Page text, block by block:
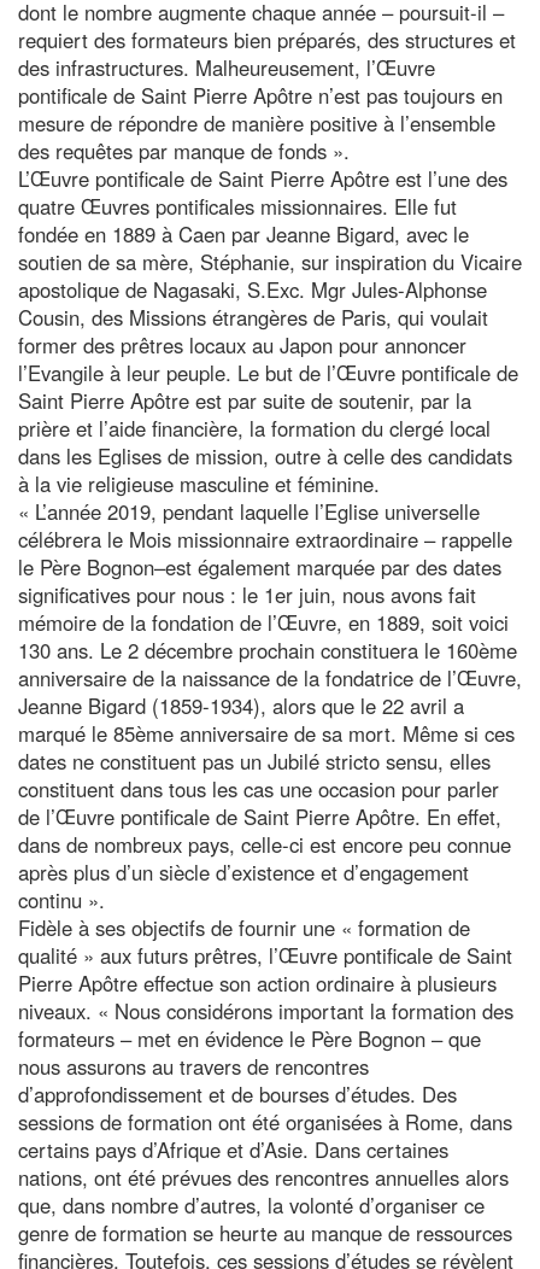
dont le nombre augmente chaque année – poursuit-il –
requiert des formateurs bien préparés, des structures et
des infrastructures. Malheureusement, l’Œuvre
pontificale de Saint Pierre Apôtre n’est pas toujours en
mesure de répondre de manière positive à l’ensemble
des requêtes par manque de fonds ».
L’Œuvre pontificale de Saint Pierre Apôtre est l’une des
quatre Œuvres pontificales missionnaires. Elle fut
fondée en 1889 à Caen par Jeanne Bigard, avec le
soutien de sa mère, Stéphanie, sur inspiration du Vicaire
apostolique de Nagasaki, S.Exc. Mgr Jules-Alphonse
Cousin, des Missions étrangères de Paris, qui voulait
former des prêtres locaux au Japon pour annoncer
l’Evangile à leur peuple. Le but de l’Œuvre pontificale de
Saint Pierre Apôtre est par suite de soutenir, par la
prière et l’aide financière, la formation du clergé local
dans les Eglises de mission, outre à celle des candidats
à la vie religieuse masculine et féminine.
« L’année 2019, pendant laquelle l’Eglise universelle
célébrera le Mois missionnaire extraordinaire – rappelle
le Père Bognon–est également marquée par des dates
significatives pour nous : le 1er juin, nous avons fait
mémoire de la fondation de l’Œuvre, en 1889, soit voici
130 ans. Le 2 décembre prochain constituera le 160ème
anniversaire de la naissance de la fondatrice de l’Œuvre,
Jeanne Bigard (1859-1934), alors que le 22 avril a
marqué le 85ème anniversaire de sa mort. Même si ces
dates ne constituent pas un Jubilé stricto sensu, elles
constituent dans tous les cas une occasion pour parler
de l’Œuvre pontificale de Saint Pierre Apôtre. En effet,
dans de nombreux pays, celle-ci est encore peu connue
après plus d’un siècle d’existence et d’engagement
continu ».
Fidèle à ses objectifs de fournir une « formation de
qualité » aux futurs prêtres, l’Œuvre pontificale de Saint
Pierre Apôtre effectue son action ordinaire à plusieurs
niveaux. « Nous considérons important la formation des
formateurs – met en évidence le Père Bognon – que
nous assurons au travers de rencontres
d’approfondissement et de bourses d’études. Des
sessions de formation ont été organisées à Rome, dans
certains pays d’Afrique et d’Asie. Dans certaines
nations, ont été prévues des rencontres annuelles alors
que, dans nombre d’autres, la volonté d’organiser ce
genre de formation se heurte au manque de ressources
financières. Toutefois, ces sessions d’études se révèlent